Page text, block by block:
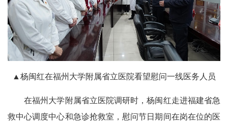
▲杨闽红在福州大学附属省立医院看望慰问一线医务人员
在福州大学附属省立医院调研时，杨闽红走进福建省急
救中心调度中心和急诊抢救室，慰问节日期间在岗在位的医